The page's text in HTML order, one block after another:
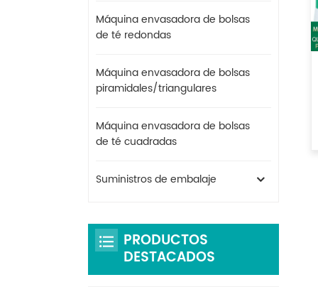
Máquina envasadora de bolsas
de té redondas
Máquina envasadora de bolsas
piramidales/triangulares
Máquina envasadora de bolsas
de té cuadradas
Suministros de embalaje
PRODUCTOS
DESTACADOS